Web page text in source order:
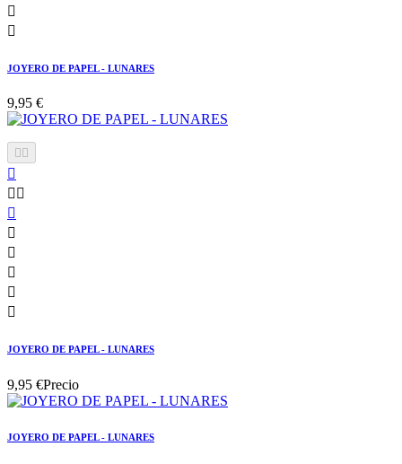


JOYERO DE PAPEL - LUNARES
9,95 €
 

 






JOYERO DE PAPEL - LUNARES
9,95 €Precio
JOYERO DE PAPEL - LUNARES